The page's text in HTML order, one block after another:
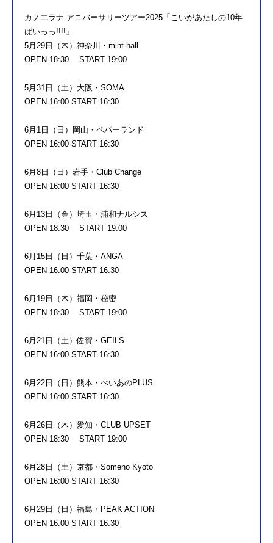
カノエラナ アニバーサリーツアー2025「こいがあたしの10年
ばいっっ!!!!」
5月29日（木）神奈川・mint hall
OPEN 18:30 START 19:00
5月31日（土）大阪・SOMA
OPEN 16:00 START 16:30
6月1日（日）岡山・ペパーランド
OPEN 16:00 START 16:30
6月8日（日）岩手・Club Change
OPEN 16:00 START 16:30
6月13日（金）埼玉・浦和ナルシス
OPEN 18:30 START 19:00
6月15日（日）千葉・ANGA
OPEN 16:00 START 16:30
6月19日（木）福岡・秘密
OPEN 18:30 START 19:00
6月21日（土）佐賀・GEILS
OPEN 16:00 START 16:30
6月22日（日）熊本・ぺいあのPLUS
OPEN 16:00 START 16:30
6月26日（木）愛知・CLUB UPSET
OPEN 18:30 START 19:00
6月28日（土）京都・Someno Kyoto
OPEN 16:00 START 16:30
6月29日（日）福島・PEAK ACTION
OPEN 16:00 START 16:30